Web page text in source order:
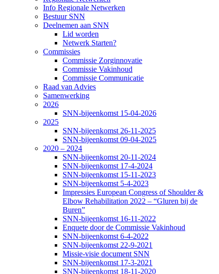
Info Regionale Netwerken
Bestuur SNN
Deelnemen aan SNN
Lid worden
Netwerk Starten?
Commissies
Commissie Zorginnovatie
Commissie Vakinhoud
Commissie Communicatie
Raad van Advies
Samenwerking
2026
SNN-bijeenkomst 15-04-2026
2025
SNN-bijeenkomst 26-11-2025
SNN-bijeenkomst 09-04-2025
2020 – 2024
SNN-bijeenkomst 20-11-2024
SNN-bijeenkomst 17-4-2024
SNN-bijeenkomst 15-11-2023
SNN-bijeenkomst 5-4-2023
Impressies European Congress of Shoulder &
Elbow Rehabilitation 2022 – “Gluren bij de
Buren”
SNN-bijeenkomst 16-11-2022
Enquete door de Commissie Vakinhoud
SNN-bijeenkomst 6-4-2022
SNN-bijeenkomst 22-9-2021
Missie-visie document SNN
SNN-bijeenkomst 17-3-2021
SNN-bijeenkomst 18-11-2020